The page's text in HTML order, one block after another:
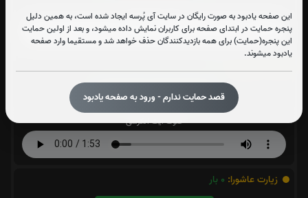
این صفحه یادبود به صورت رایگان در سایت آی پُرسه ایجاد شده است، به همین دلیل
پنجره حمایت در ابتدای صفحه برای کاربران نمایش داده میشود، و بعد از اولین حمایت
این پنجره(حمایت) برای همه بازدیدکنندگان حذف خواهد شد و مستقیما وارد صفحه
یادبود میشوند.
قصد حمایت ندارم - ورود به صفحه یادبود
قرائت آیت الکرسی را تقبل میکنم
صوت آیت الکرسی
زیارت عاشورا: 0 بار